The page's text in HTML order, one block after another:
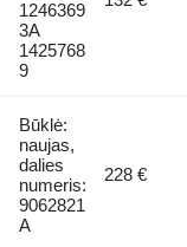
1246369
3A
1425768
9
Būklė:
naujas,
dalies
numeris:
9062821
A
228 €